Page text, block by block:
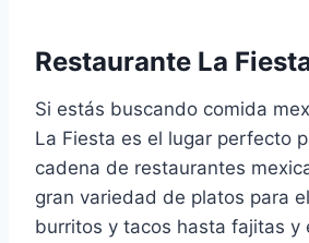
Restaurante La
Si estás buscando comida
La Fiesta es el lugar perfecto
cadena de restaurantes
gran variedad de platos para
burritos y tacos hasta fajitas y